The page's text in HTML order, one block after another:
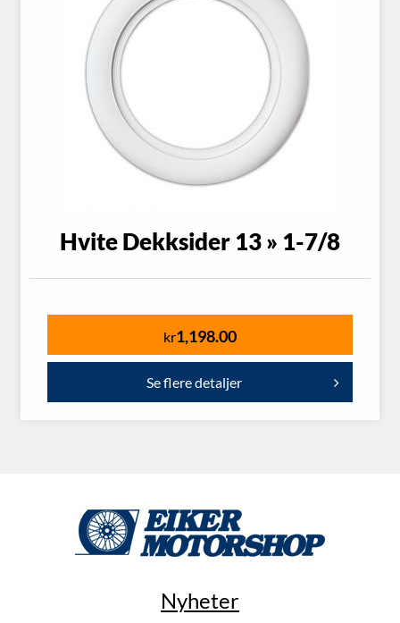
Hvite Dekksider 13 » 1-7/8
kr1,198.00
Se flere detaljer
Nyheter